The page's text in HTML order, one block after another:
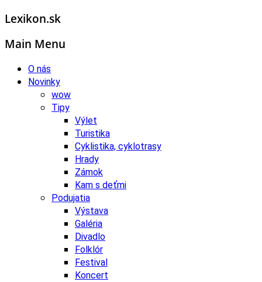
Lexikon.sk
Main Menu
O nás
Novinky
wow
Tipy
Výlet
Turistika
Cyklistika, cyklotrasy
Hrady
Zámok
Kam s deťmi
Podujatia
Výstava
Galéria
Divadlo
Folklór
Festival
Koncert